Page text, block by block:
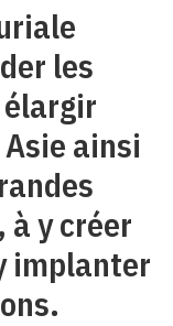
les
ainsi
à y créer
implanter